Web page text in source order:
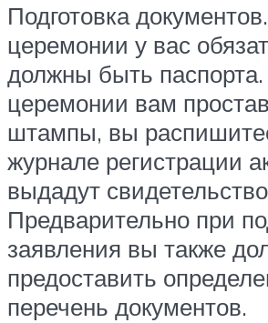
Подготовка
церемонии у вас
должны быть
церемонии вам
штампы, вы
журнале регистрации
выдадут
Предварительно при
заявления вы также
предоставить
перечень документов.